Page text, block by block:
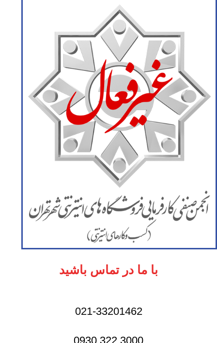
با ما در تماس باشید
021-33201462
3000 322 0930